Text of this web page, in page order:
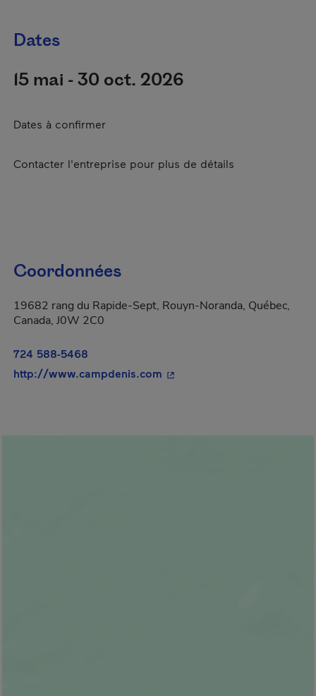
Dates
15 mai - 30 oct. 2026
Dates à confirmer
Contacter l'entreprise pour plus de détails
Coordonnées
19682 rang du Rapide-Sept, Rouyn-Noranda, Québec,
Canada, J0W 2C0
724 588-5468
http://www.campdenis.com - Cet hyperlien s'ouvrira